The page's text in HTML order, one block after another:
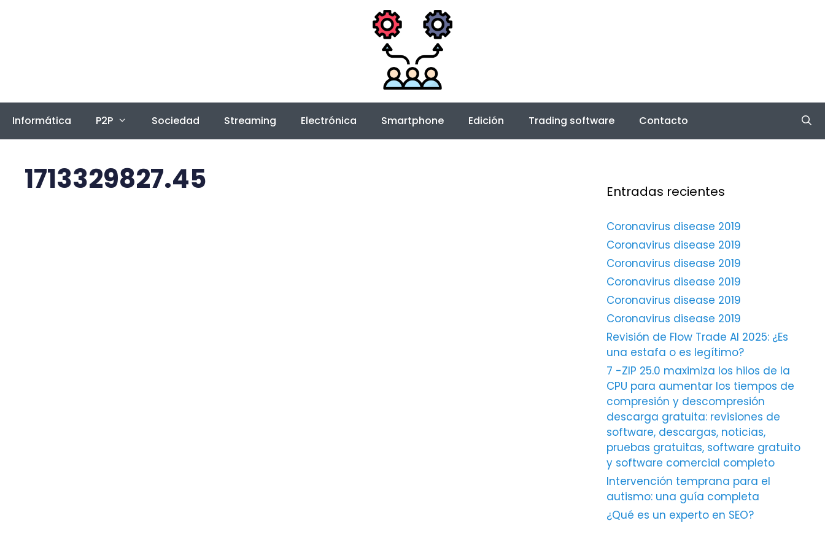
Informática P2P Sociedad Streaming Electrónica Smartphone Edición Trading software Contacto
1713329827.45 Entradas recientes
Coronavirus disease 2019
Coronavirus disease 2019
Coronavirus disease 2019
Coronavirus disease 2019
Coronavirus disease 2019
Coronavirus disease 2019
Revisión de Flow Trade AI 2025: ¿Es
una estafa o es legítimo?
7 -ZIP 25.0 maximiza los hilos de la
CPU para aumentar los tiempos de
compresión y descompresión
descarga gratuita: revisiones de
software, descargas, noticias,
pruebas gratuitas, software gratuito
y software comercial completo
Intervención temprana para el
autismo: una guía completa
¿Qué es un experto en SEO?